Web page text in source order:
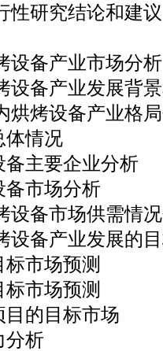
性研究结论和建议
设备产业市场分析
设备产业发展背
烘烤设备产业格
体情况
备主要企业分析
备市场分析
设备市场供需情
设备产业发展的
市场预测
市场预测
目的目标市场
分析